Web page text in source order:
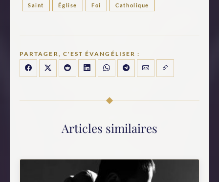
Saint Église Foi Catholique
PARTAGER, C'EST ÉVANGÉLISER :
Articles similaires